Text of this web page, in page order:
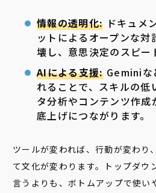
情報の透明化: ドキュメ
ットによるオープンな対
壊し、意思決定のスピー
AIによる支援:Geminiな
れることで、スキルの低
タ分析やコンテンツ作成
底上げにつながります。
ツールが変われば、行動が変わり
て文化が変わります。トップダウ
言うよりも、ボトムアップで使い